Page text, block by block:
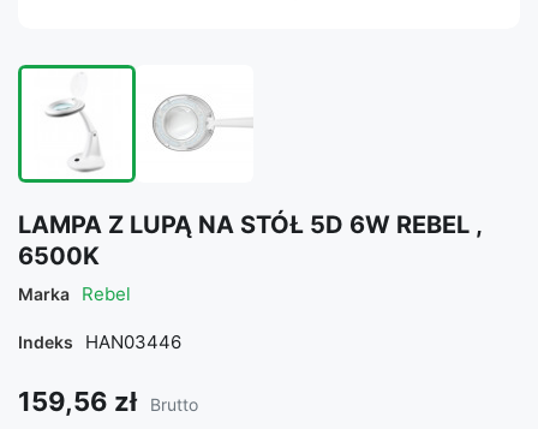
LAMPA Z LUPĄ NA STÓŁ 5D 6W REBEL ,
6500K
Marka Rebel
Indeks HAN03446
159,56 zł Brutto